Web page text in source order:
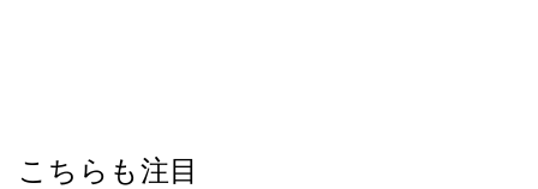
こちらも注目